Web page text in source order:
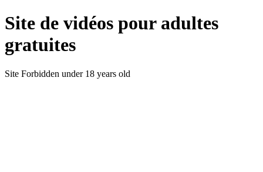
Site de vidéos pour adultes
gratuites
Site Forbidden under 18 years old